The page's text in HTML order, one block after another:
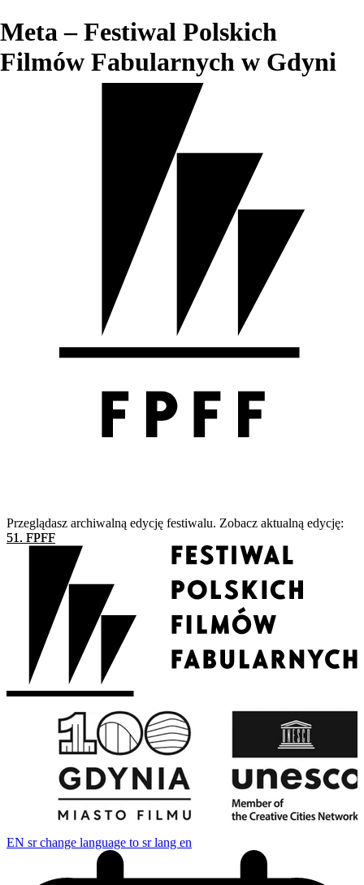
Meta – Festiwal Polskich
Filmów Fabularnych w Gdyni
Przeglądasz archiwalną edycję festiwalu. Zobacz aktualną edycję:
51. FPFF
EN sr change language to sr lang en